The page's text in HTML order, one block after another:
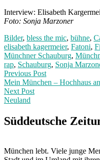
Interview: Elisabeth
Foto: Sonja Marzoner
Bilder, bless the mic, bühne,
elisabeth kagermeier, Fatoni,
Münchner Schauburg,
rap, Schauburg, Sonja
Post
navigation
Previous PostPrevious
post:
Mein München – Hochhaus
Next Post
Neuland
Post:
Süddeutsche
München lebt. Viele junge